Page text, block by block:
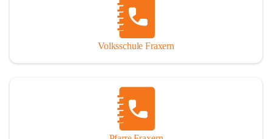
Volksschule Fraxern